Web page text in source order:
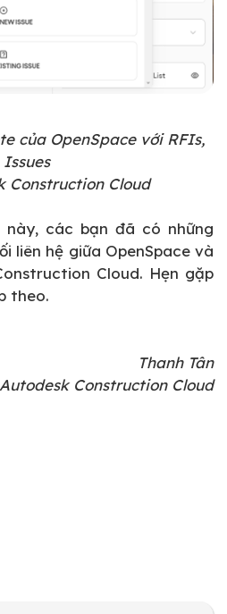
của OpenSpace với RFIs,
Issues
Construction Cloud
các bạn đã có những
liên hệ giữa OpenSpace và
Cloud. Hẹn gặp
theo.
Thanh Tân
Construction Cloud